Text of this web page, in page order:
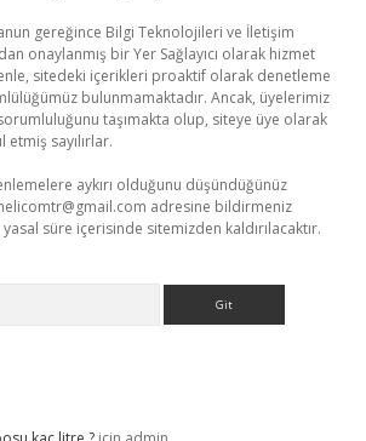
gereğince Bilgi Teknolojileri ve İletişim
onaylanmış bir Yer Sağlayıcı olarak hizmet
sitedeki içerikleri proaktif olarak denetleme
bulunmamaktadır. Ancak, üyelerimiz
taşımakta olup, siteye üye olarak
sayılırlar.
aykırı olduğunu düşündüğünüz
adresine bildirmeniz
süre içerisinde sitemizden kaldırılacaktır.